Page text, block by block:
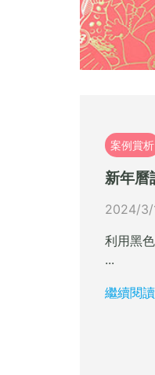
案例賞析
新年曆
2024/3/
利用黑
...
繼續閱讀